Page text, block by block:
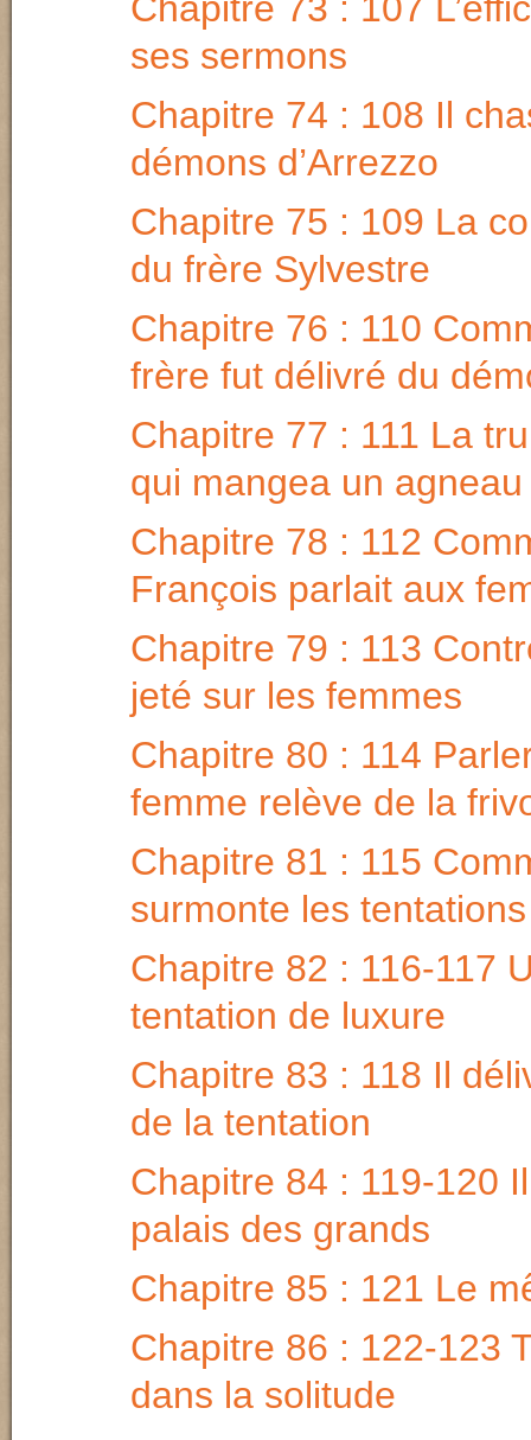
ses sermons
Chapitre 74 : 108 Il
démons d’Arrezzo
Chapitre 75 : 109 La
du frère Sylvestre
Chapitre 76 : 110
frère fut délivré du
Chapitre 77 : 111 La
qui mangea un agneau
Chapitre 78 : 112
François parlait aux
Chapitre 79 : 113
jeté sur les femmes
Chapitre 80 : 114
femme relève de la
Chapitre 81 : 115
surmonte les tentations
Chapitre 82 : 116-117
tentation de luxure
Chapitre 83 : 118 Il
de la tentation
Chapitre 84 : 119-120
palais des grands
Chapitre 85 : 121 Le
Chapitre 86 : 122-123
dans la solitude